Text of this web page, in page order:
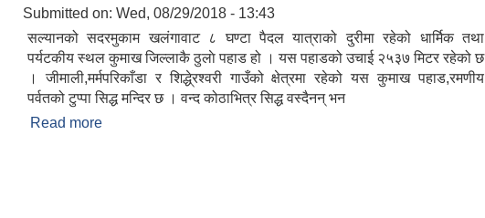
Submitted on: Wed, 08/29/2018 - 13:43
सल्यानको सदरमुकाम खलंगावाट ८ घण्टा पैदल यात्राको दुरीमा रहेको धार्मिक तथा
पर्यटकीय स्थल कुमाख जिल्लाकै ठुलाे पहाड हो । यस पहाडको उचाई २५३७ मिटर रहेको छ
। जीमाली,मर्मपरिकाँडा र शिद्धे्रश्वरी गाउँको क्षेत्रमा रहेको यस कुमाख पहाड,रमणीय
पर्वतको टुप्पा सिद्ध मन्दिर छ । वन्द कोठाभित्र सिद्ध वस्दैनन् भन
Read more